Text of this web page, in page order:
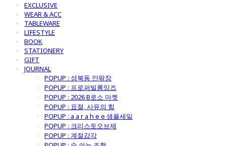
EXCLUSIVE
WEAR & ACC
TABLEWARE
LIFESTYLE
BOOK
STATIONERY
GIFT
JOURNAL
POPUP : 성북동 안팎장
POPUP : 프로퍼빌롱잉즈
POPUP : 2026 B로소 마켓
POPUP : 표절, 사유의 힘
POPUP : a a r a h e e 샘플세일
POPUP : 크리스토오브제
POPUP : 계절감각